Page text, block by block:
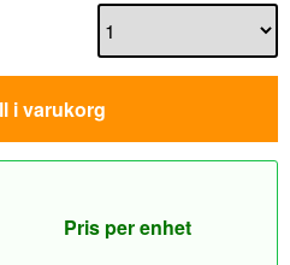
i varukorg
Pris per enhet